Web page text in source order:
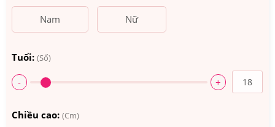
Nam Nữ
Tuổi: (Số)
- +
Chiều cao: (Cm)